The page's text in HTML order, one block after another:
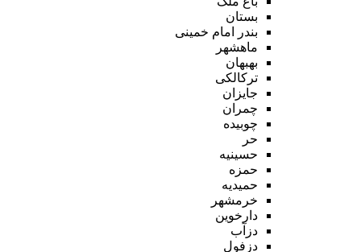
بستان
بندر امام خمینی
ماهشهر
بهبهان
ترکالکی
جایزان
چمران
چوبیده
حر
حسینیه
حمزه
حمیدیه
خرمشهر
دارخوین
دزآب
دزفول